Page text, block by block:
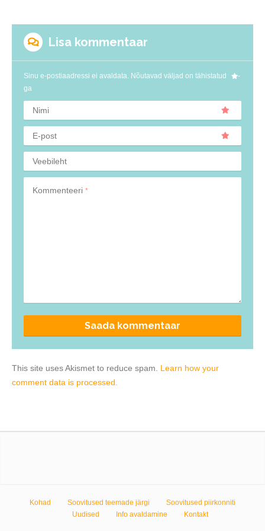
Lisa kommentaar
Sinu e-postiaadressi ei avaldata. Nõutavad väljad on tähistatud
-
ga
Nimi
E-post
Veebileht
Kommenteeri *
This site uses Akismet to reduce spam. Learn how your
comment data is processed.
Kohad Soovitused teemade järgi
Soovitused piirkonniti
Uudised
Info avaldamine Kontakt